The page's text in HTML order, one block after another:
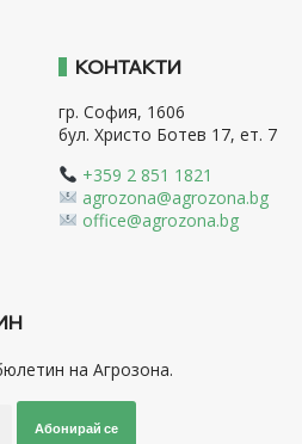
КОНТАКТИ
гр. София, 1606
бул. Христо Ботев 17, ет. 7
+359 2 851 1821
agrozona@agrozona.bg
office@agrozona.bg
на Агрозона.
Абонирай се